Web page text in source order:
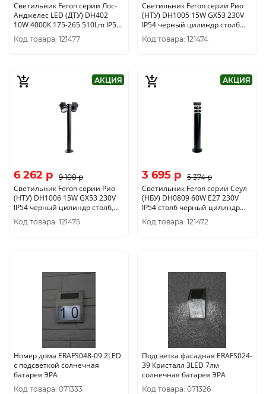
Светильник Feron серии Лос-
Анджелес LED (ДТУ) DH402
10W 4000К 175-265 510Lm IP54
1LED COB столб черный корпус
алюминий 108*108*600мм
Код товара: 121477
Светильник Feron серии Рио
(НТУ) DH1005 15W GX53 230V
IP54 черный цилиндр столб
155*85*600мм 11710
Код товара: 121474
АКЦИЯ
6 262 p 9 108 p
Светильник Feron серии Рио
(НТУ) DH1006 15W GX53 230V
IP54 черный цилиндр столб,
230*85*600мм 11711
Код товара: 121475
АКЦИЯ
3 695 p 5 374 p
Светильник Feron серии Сеул
(НБУ) DH0809 60W E27 230V
IP54 столб черный цилиндр
90*90*600мм 48341
Код товара: 121472
Номер дома ERAFS048-09 2LED
с подсветкой солнечная
батарея ЭРА
Код товара: 071333
Подсветка фасадная ERAFS024-
39 Кристалл 3LED 7лм
солнечная батарея ЭРА
Код товара: 071326